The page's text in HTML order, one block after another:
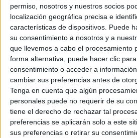
permiso, nosotros y nuestros socios
localización geográfica precisa e
características de dispositivos. Puede
su consentimiento a nosotros y a
que llevemos a cabo el procesamiento
forma alternativa, puede hacer clic
consentimiento o acceder a
cambiar sus preferencias antes de
Tenga en cuenta que algún
personales puede no requerir de su
tiene el derecho de rechazar tal
preferencias se aplicarán solo a este
sus preferencias o retirar su